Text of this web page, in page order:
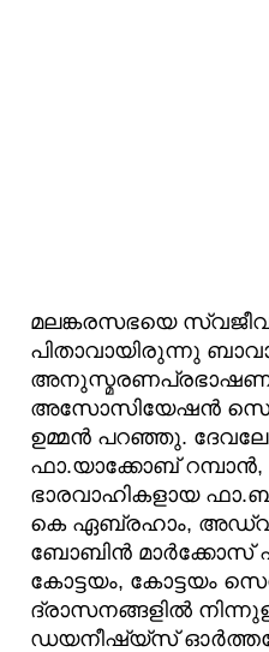
മലങ്കരസഭയെ
പിതാവായിരുന്നു
അനുസ്മരണപ്രഭാഷണം
അസോസിയേഷൻ
ഉമ്മൻ പറഞ്ഞു.
ഫാ.യാക്കോബ്
ഭാരവാഹികളായ
കെ ഏബ്രഹാം,
ബോബിൻ മാർക്കോസ്
കോട്ടയം, കോട്ടയം
ദ്രാസനങ്ങളിൽ
ഡയനീഷ്യ്സ്